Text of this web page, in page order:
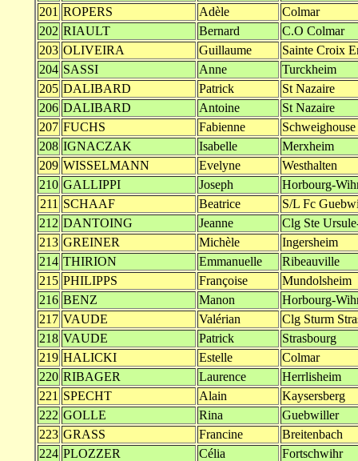
201 ROPERS Adèle
Colmar
202 RIAULT Bernard
C.O Colmar
203 OLIVEIRA Guillaume
Sainte Croix
204 SASSI Anne
Turckheim
205 DALIBARD Patrick
St Nazaire
206 DALIBARD Antoine
St Nazaire
207 FUCHS Fabienne
Schweighouse
208 IGNACZAK Isabelle
Merxheim
209 WISSELMANN Evelyne
Westhalten
210 GALLIPPI Joseph
Horbourg-
211 SCHAAF Beatrice
S/L Fc
212 DANTOING Jeanne
Clg Ste
213 GREINER Michèle
Ingersheim
214 THIRION Emmanuelle
Ribeauville
215 PHILIPPS Françoise
Mundolsheim
216 BENZ Manon
Horbourg-
217 VAUDE Valérian
Clg Sturm
218 VAUDE Patrick
Strasbourg
219 HALICKI Estelle
Colmar
220 RIBAGER Laurence
Herrlisheim
221 SPECHT Alain
Kaysersberg
222 GOLLE Rina
Guebwiller
223 GRASS Francine
Breitenbach
224 PLOZZER Célia
Fortschwihr